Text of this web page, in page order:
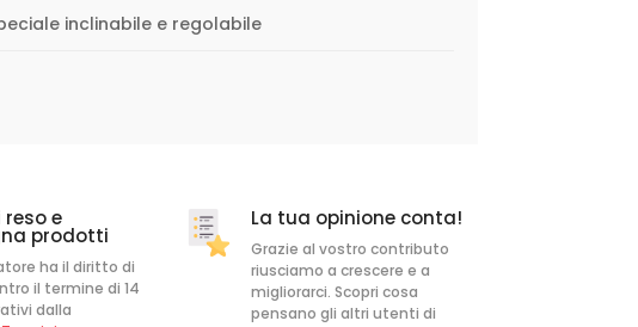
inclinabile e regolabile
e
prodotti
ha il diritto di
il termine di 14
dalla
La tua opinione conta!
Grazie al vostro contributo
riusciamo a crescere e a
migliorarci. Scopri cosa
pensano gli altri utenti di